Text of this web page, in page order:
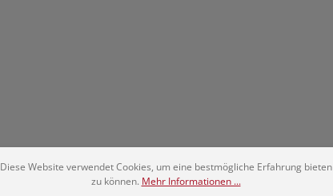
Diese Website verwendet Cookies, um eine bestmögliche Erfahrung bieten
zu können. Mehr Informationen ...